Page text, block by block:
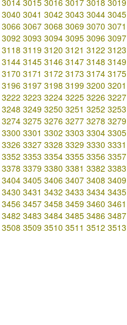
3014 3015 3016 3017 3018 3019
3040 3041 3042 3043 3044 3045
3066 3067 3068 3069 3070 3071
3092 3093 3094 3095 3096 3097
3118 3119 3120 3121 3122 3123
3144 3145 3146 3147 3148 3149
3170 3171 3172 3173 3174 3175
3196 3197 3198 3199 3200 3201
3222 3223 3224 3225 3226 3227
3248 3249 3250 3251 3252 3253
3274 3275 3276 3277 3278 3279
3300 3301 3302 3303 3304 3305
3326 3327 3328 3329 3330 3331
3352 3353 3354 3355 3356 3357
3378 3379 3380 3381 3382 3383
3404 3405 3406 3407 3408 3409
3430 3431 3432 3433 3434 3435
3456 3457 3458 3459 3460 3461
3482 3483 3484 3485 3486 3487
3508 3509 3510 3511 3512 3513